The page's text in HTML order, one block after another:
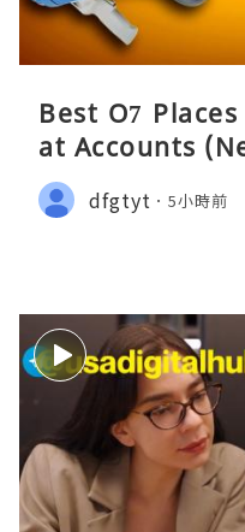
Best O7
at Accounts
dfgtyt 5小時前